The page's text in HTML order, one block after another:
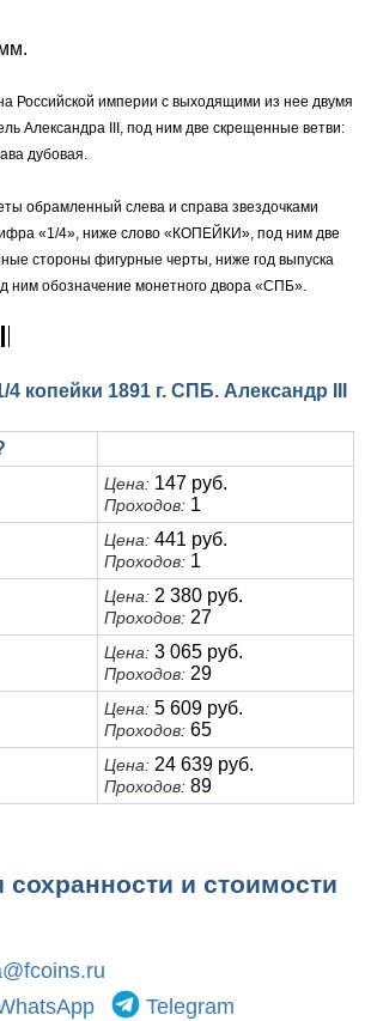
1762)
(1730-1740)
1727)
Российской империи с выходящими из нее двумя
Александра III, под ним две скрещенные ветви:
дубовая.
обрамленный слева и справа звездочками
«1/4», ниже слово «КОПЕЙКИ», под ним две
стороны фигурные черты, ниже год выпуска
ним обозначение монетного двора «СПБ».
копейки 1891 г. СПБ. Александр III
Цена: 147 руб.
Проходов: 1
Цена: 441 руб.
Проходов: 1
Цена: 2 380 руб.
Проходов: 27
Цена: 3 065 руб.
Проходов: 29
Цена: 5 609 руб.
Проходов: 65
Цена: 24 639 руб.
Проходов: 89
сохранности и стоимости
Telegram